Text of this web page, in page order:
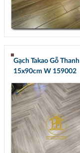
Gạch Takao Gỗ Thanh
15x90cm W 159002